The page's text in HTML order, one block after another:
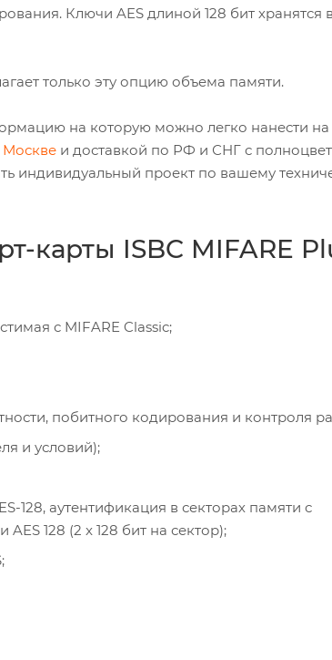
Ключи AES длиной 128 бит хранятся
только эту опцию объема памяти.
на которую можно легко нанести на
Москве и доставкой по РФ и СНГ с
индивидуальный проект по вашему
карты ISBC MIFARE
с MIFARE Classic;
побитного кодирования и контроля
и условий);
128, аутентификация в секторах памяти с
128 (2 x 128 бит на сектор);